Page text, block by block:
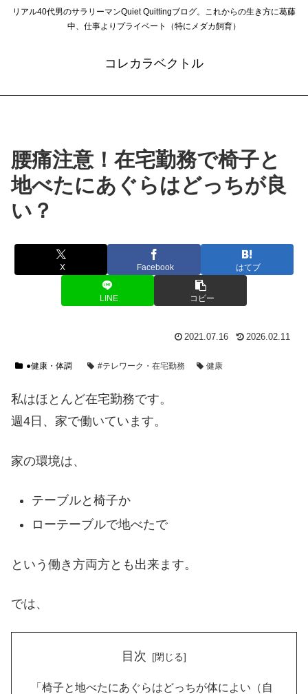
リアル40代男のサラリーマンQuiet Quittingブログ。これからの生き方に葛藤
中、仕事よりプライベート（特にメダカ飼育）
コレカラベクトル
腰痛注意！在宅勤務で椅子と
地べたにあぐらはどっちが良
い？
X Facebook はてブ
LINE コピー
2021.07.16 2026.02.11
●健康・体調 #テレワーク・在宅勤務 健康
私はほとんど在宅勤務です。
週4日、家で働いています。
家の環境は、
テーブルと椅子か
ローテーブルで地べたで
という働き方両方とも出来ます。
では、
目次
「椅子と地べたにあぐらはどっちが体によい（自